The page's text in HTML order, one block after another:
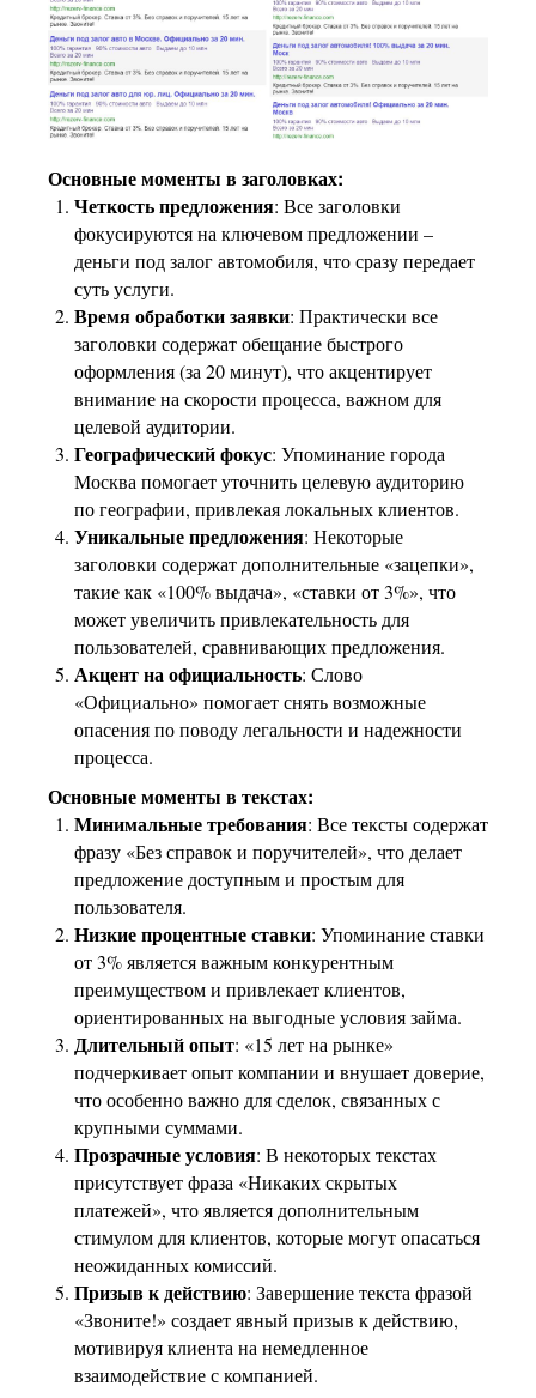
Основные моменты в заголовках:
Четкость предложения: Все заголовки
фокусируются на ключевом предложении –
деньги под залог автомобиля, что сразу передает
суть услуги.
Время обработки заявки: Практически все
заголовки содержат обещание быстрого
оформления (за 20 минут), что акцентирует
внимание на скорости процесса, важном для
целевой аудитории.
Географический фокус: Упоминание города
Москва помогает уточнить целевую аудиторию
по географии, привлекая локальных клиентов.
Уникальные предложения: Некоторые
заголовки содержат дополнительные «зацепки»,
такие как «100% выдача», «ставки от 3%», что
может увеличить привлекательность для
пользователей, сравнивающих предложения.
Акцент на официальность: Слово
«Официально» помогает снять возможные
опасения по поводу легальности и надежности
процесса.
Основные моменты в текстах:
Минимальные требования: Все тексты содержат
фразу «Без справок и поручителей», что делает
предложение доступным и простым для
пользователя.
Низкие процентные ставки: Упоминание ставки
от 3% является важным конкурентным
преимуществом и привлекает клиентов,
ориентированных на выгодные условия займа.
Длительный опыт: «15 лет на рынке»
подчеркивает опыт компании и внушает доверие,
что особенно важно для сделок, связанных с
крупными суммами.
Прозрачные условия: В некоторых текстах
присутствует фраза «Никаких скрытых
платежей», что является дополнительным
стимулом для клиентов, которые могут опасаться
неожиданных комиссий.
Призыв к действию: Завершение текста фразой
«Звоните!» создает явный призыв к действию,
мотивируя клиента на немедленное
взаимодействие с компанией.